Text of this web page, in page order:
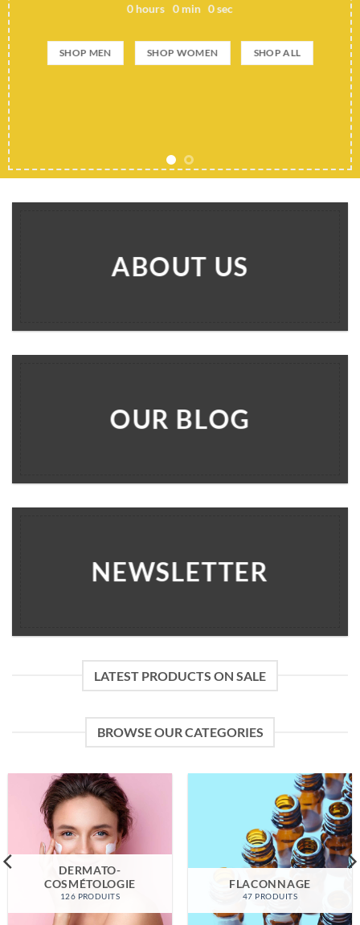
ALL
ABOUT US
OUR BLOG
NEWSLETTER
LATEST PRODUCTS ON SALE
BROWSE OUR CATEGORIES
DERMATO-
COSMÉTOLOGIE
126 PRODUITS
FLACONNAGE
47 PRODUITS